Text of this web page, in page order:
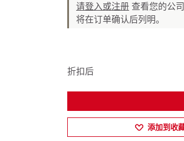
请登入或注册 查看您的公
将在订单确认后列明。
折扣后
添加到收